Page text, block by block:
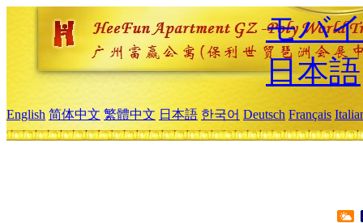
モバ
日本語
English 简体中文 繁體中文 日本語 한국어 Deutsch Français